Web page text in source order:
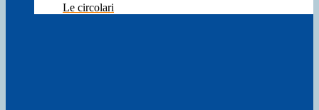
Le circolari